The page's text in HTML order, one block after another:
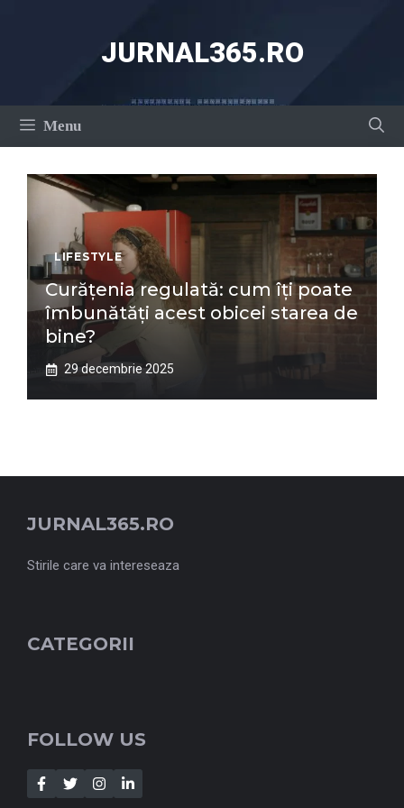
JURNAL365.RO
Menu
LIFESTYLE
Curățenia regulată: cum îți poate
îmbunătăți acest obicei starea de
bine?
29 decembrie 2025
JURNAL365.RO
Stirile care va intereseaza
CATEGORII
FOLLOW US